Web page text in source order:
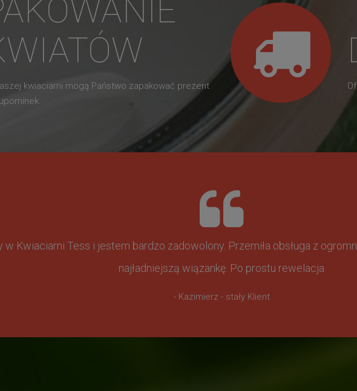
kwiaciarni mogą Państwo zapakować prezent
w Kwiaciarni Tess i jestem bardzo zadowolony. Przemiła obsługa z
najładniejszą wiązankę. Po prostu rewelacja
- Kazimierz - stały Klient